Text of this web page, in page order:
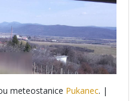
meteostanice Pukanec. |